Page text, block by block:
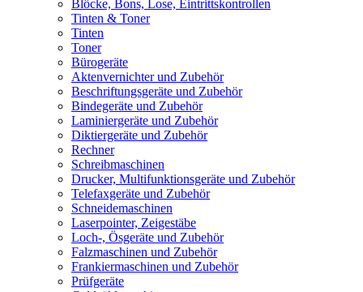
Blöcke, Bons, Lose, Eintrittskontrollen
Tinten & Toner
Tinten
Toner
Bürogeräte
Aktenvernichter und Zubehör
Beschriftungsgeräte und Zubehör
Bindegeräte und Zubehör
Laminiergeräte und Zubehör
Diktiergeräte und Zubehör
Rechner
Schreibmaschinen
Drucker, Multifunktionsgeräte und Zubehör
Telefaxgeräte und Zubehör
Schneidemaschinen
Laserpointer, Zeigestäbe
Loch-, Ösgeräte und Zubehör
Falzmaschinen und Zubehör
Frankiermaschinen und Zubehör
Prüfgeräte